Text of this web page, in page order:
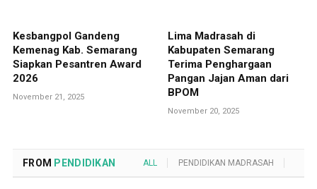
Kesbangpol Gandeng
Kemenag Kab. Semarang
Siapkan Pesantren Award
2026
November 21, 2025
Lima Madrasah di
Kabupaten Semarang
Terima Penghargaan
Pangan Jajan Aman dari
BPOM
November 20, 2025
FROM PENDIDIKAN ALL PENDIDIKAN MADRASAH